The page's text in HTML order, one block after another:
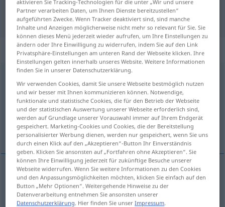
"verzehren" Spanisch Übersetzung
„verzehren“: transitives Verb
verzehren
Übersicht aller Übersetzungen
(Für mehr Details die Übersetzung anklicken/antippen)
consumir, comer
consumir,comer verzehren
aktivieren Sie Tracking-Technologien für die unter „Wir und unsere
Partner verarbeiten Daten, um Ihnen Dienste bereitzustellen“
aufgeführten Zwecke. Wenn Tracker deaktiviert sind, sind manche
Inhalte und Anzeigen möglicherweise nicht mehr so relevant für Sie. Sie
können dieses Menü jederzeit wieder aufrufen, um Ihre Einstellungen zu
ändern oder Ihre Einwilligung zu widerrufen, indem Sie auf den Link
Privatsphäre-Einstellungen am unteren Rand der Webseite klicken. Ihre
Einstellungen gelten innerhalb unseres Website. Weitere Informationen
finden Sie in unserer Datenschutzerklärung.
Wir verwenden Cookies, damit Sie unsere Webseite bestmöglich nutzen
und wir besser mit Ihnen kommunizieren können. Notwendige,
funktionale und statistische Cookies, die für den Betrieb der Webseite
und der statistischen Auswertung unserer Webseite erforderlich sind,
werden auf Grundlage unserer Vorauswahl immer auf Ihrem Endgerät
gespeichert. Marketing-Cookies und Cookies, die der Bereitstellung
personalisierter Werbung dienen, werden nur gespeichert, wenn Sie uns
durch einen Klick auf den „Akzeptieren“-Button Ihr Einverständnis
geben. Klicken Sie ansonsten auf „Fortfahren ohne Akzeptieren“. Sie
können Ihre Einwilligung jederzeit für zukünftige Besuche unserer
Webseite widerrufen. Wenn Sie weitere Informationen zu den Cookies
und den Anpassungsmöglichkeiten möchten, klicken Sie einfach auf den
Button „Mehr Optionen“. Weitergehende Hinweise zu der
Datenverarbeitung entnehmen Sie ansonsten unserer
Datenschutzerklärung. Hier finden Sie unserImpressum.